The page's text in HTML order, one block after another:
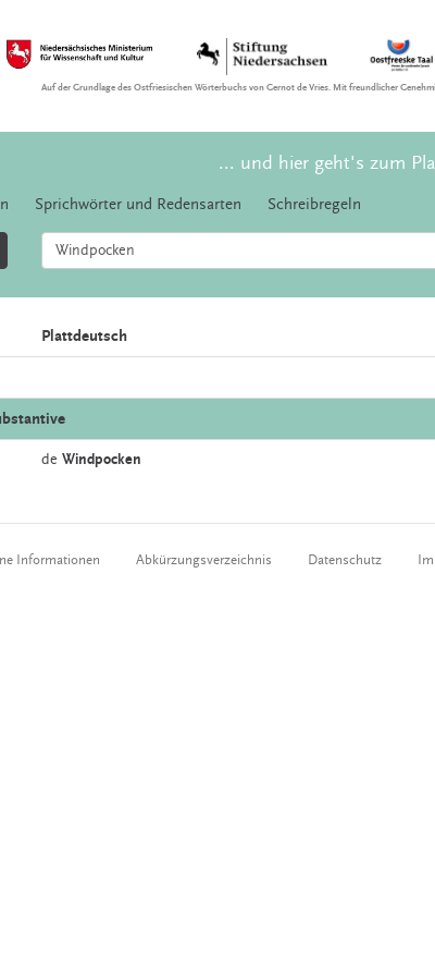
Auf der Grundlage des Ostfriesischen Wörterbuchs von Gernot de Vries. Mit freundlicher
... und hier geht's zum
Sprichwörter und Redensarten Schreibregeln
Plattdeutsch
de Windpocken
Informationen Abkürzungsverzeichnis Datenschutz